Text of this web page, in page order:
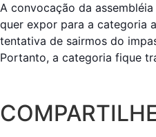
A convocação da
quer expor para a categoria
tentativa de sairmos do
Portanto, a categoria fique